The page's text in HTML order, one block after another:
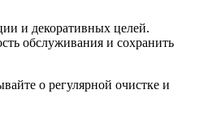
и декоративных целей.
обслуживания и сохранить
о регулярной очистке и